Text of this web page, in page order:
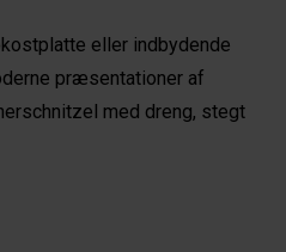
eller indbydende
præsentationer af
med dreng, stegt